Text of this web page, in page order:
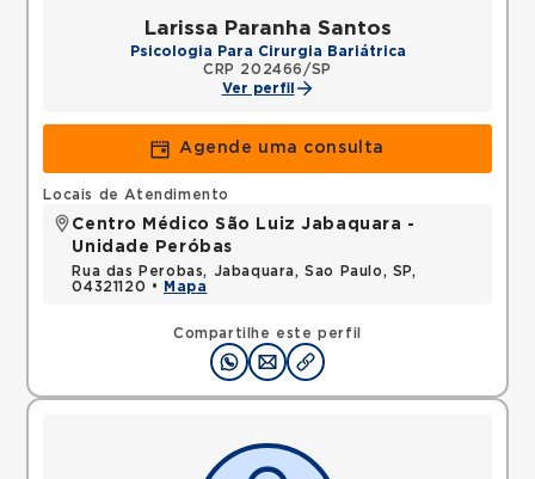
Larissa Paranha Santos
Psicologia Para Cirurgia Bariátrica
CRP 202466/SP
Ver perfil
Agende uma consulta
Compartilhe este perfil
Locais de Atendimento
Centro Médico São Luiz Jabaquara -
Unidade Peróbas
Rua das Perobas, Jabaquara, Sao Paulo, SP,
04321120 •
Mapa